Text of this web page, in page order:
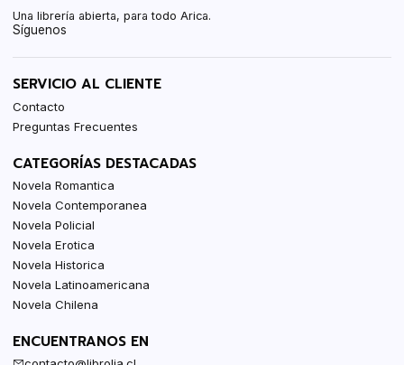
Una librería abierta, para todo Arica.
Síguenos
SERVICIO AL CLIENTE
Contacto
Preguntas Frecuentes
CATEGORÍAS DESTACADAS
Novela Romantica
Novela Contemporanea
Novela Policial
Novela Erotica
Novela Historica
Novela Latinoamericana
Novela Chilena
ENCUENTRANOS EN